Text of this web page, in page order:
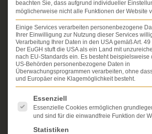
Seit über 25 Jahren vertreten wir als
ausschließlich Geschädigte bei
Personenschäden. Wir verfügen über
Erfahrung im Arzthaftungsrecht, bei
bei der Durchsetzung von
Schadensersatzansprüchen.Ihr Recht
im Mittelpunkt.
Mehr erfahren:
Unsere Kanzlei
beachten Sie, dass aufgrund individueller
möglicherweise nicht alle Funktionen der Website
Einige Services verarbeiten personenbezogene
Ihrer Einwilligung zur Nutzung dieser Services
Verarbeitung Ihrer Daten in den USA gemäß Art.
Der EuGH stuft die USA als ein Land mit
nach EU-Standards ein. Es besteht beispielsweise
US-Behörden personenbezogene Daten in
Überwachungsprogrammen verarbeiten, ohne
und Europäer eine Klagemöglichkeit besteht.
Es folgt eine Liste der Service-
Essenziell
Essenzielle Cookies ermöglichen
und sind für die einwandfreie Funktion der
Statistiken